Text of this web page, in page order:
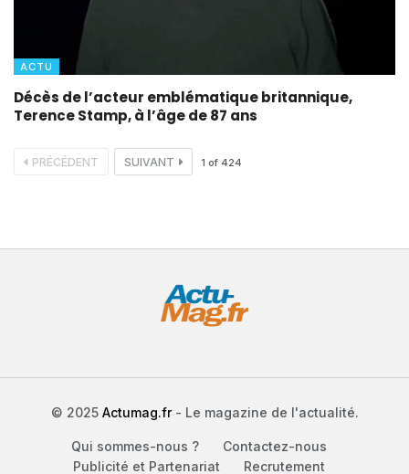
ACTU
Décès de l’acteur emblématique britannique,
Terence Stamp, à l’âge de 87 ans
PRÉCÉDENT SUIVANT 1 of 424
© 2025 Actumag.fr- Le magazine de l'actualité.
Qui sommes-nous ?
Contactez-nous
Publicité et Partenariat
Recrutement